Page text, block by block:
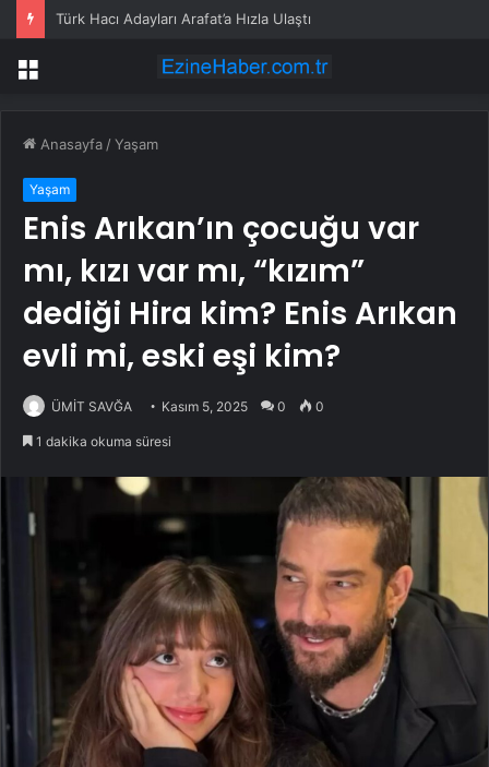
Türk Hacı Adayları Arafat’a Hızla Ulaştı
Menü
Anasayfa /Yaşam
Yaşam
Enis Arıkan’ın çocuğu var
mı, kızı var mı, “kızım”
dediği Hira kim? Enis Arıkan
evli mi, eski eşi kim?
ÜMİT SAVĞA Kasım 5, 2025 0 0
1 dakika okuma süresi